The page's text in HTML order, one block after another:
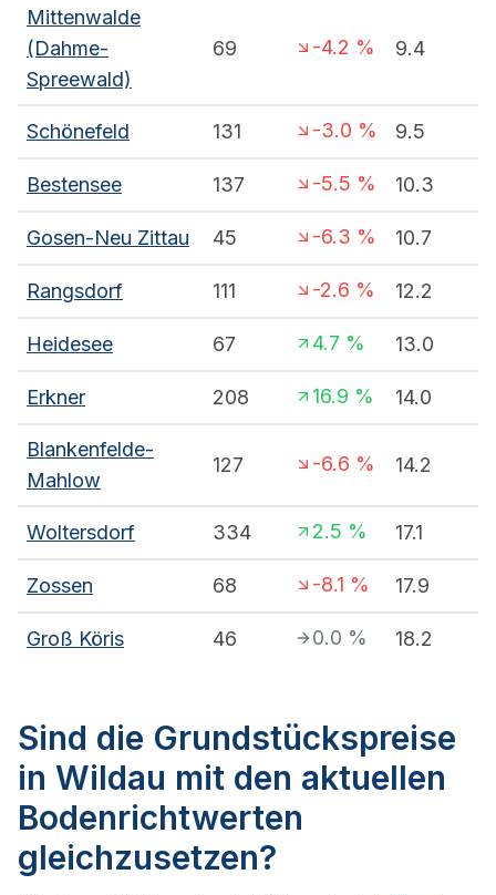
Mittenwalde
(Dahme-
Spreewald)
69 -4.2 % 9.4
Schönefeld 131 -3.0 % 9.5
Bestensee 137 -5.5 % 10.3
Gosen-Neu Zittau 45 -6.3 % 10.7
Rangsdorf 111 -2.6 % 12.2
Heidesee 67 4.7 % 13.0
Erkner 208 16.9 % 14.0
Blankenfelde-
Mahlow
127 -6.6 % 14.2
Woltersdorf 334 2.5 % 17.1
Zossen 68 -8.1 % 17.9
Groß Köris 46 0.0 % 18.2
Sind die Grundstückspreise
in Wildau mit den aktuellen
Bodenrichtwerten
gleichzusetzen?